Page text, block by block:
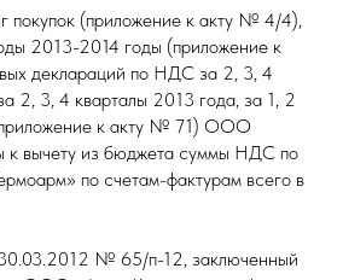
покупок (приложение к акту № 4/4),
2013-2014 годы (приложение к
деклараций по НДС за 2, 3, 4
2, 3, 4 кварталы 2013 года, за 1, 2
к акту № 71) ООО
вычету из бюджета суммы НДС по
по счетам-фактурам всего в
30.03.2012 № 65/п-12, заключенный